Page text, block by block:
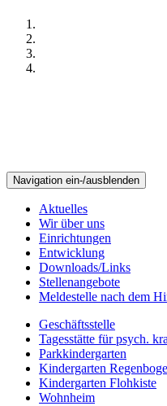
Navigation ein-/ausblenden
Aktuelles
Wir über uns
Einrichtungen
Entwicklung
Downloads/Links
Stellenangebote
Meldestelle nach dem
Geschäftsstelle
Tagesstätte für psych.
Parkkindergarten
Kindergarten
Kindergarten Flohkiste
Wohnheim